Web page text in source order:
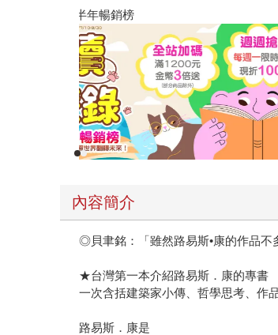
閱讀漫遊錄-2026上半年暢銷榜
內容簡介
◎貝聿銘：「雖然路易斯•康的作品不
★台灣第一本介紹路易斯．康的專書
一次含括建築家小傳、哲學思考、作
路易斯．康是